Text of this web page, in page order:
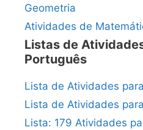
Geometria
Atividades de
Listas de
Português
Lista de Atividades
Lista de Atividades
Lista: 179 Atividades